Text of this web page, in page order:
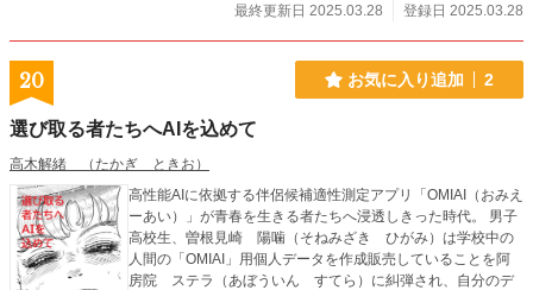
最終更新日 2025.03.28
登録日 2025.03.28
20 お気に入り追加 2
選び取る者たちへAIを込めて
高木解緒 （たかぎ ときお）
高性能AIに依拠する伴侶候補適性測定アプリ「OMIAI（おみえ
ーあい）」が青春を生きる者たちへ浸透しきった時代。 男子
高校生、曽根見崎 陽噛（そねみざき ひがみ）は学校中の
人間の「OMIAI」用個人データを作成販売していることを阿
房院 ステラ（あぼういん すてら）に糾弾され、自分のデ